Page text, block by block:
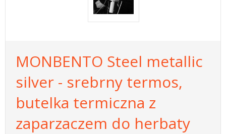
MONBENTO Steel metallic
silver - srebrny termos,
butelka termiczna z
zaparzaczem do herbaty